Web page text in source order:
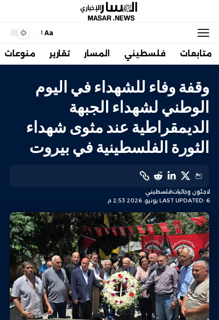
Aa
متابعات فلسطيني المسار تقارير منوعات
وقفة وفاء للشهداء في اليوم
الوطني لشهداء الجبهة
الديمقراطية عند مثوى شهداء
الثورة الفلسطينية في بيروت
LAST UPDATED: 6 يونيو، 2026 2:53 م
لاجئون وجالياتفلسطيني